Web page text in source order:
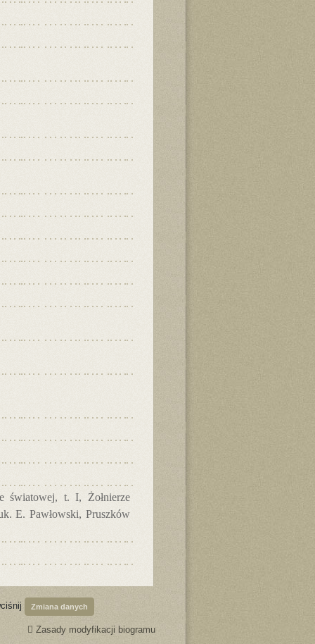
światowej, t. I, Żołnierze
E. Pawłowski, Pruszków
Zmiana danych
Zasady modyfikacji biogramu